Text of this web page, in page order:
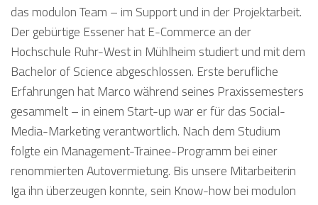
das modulon Team – im Support und in der Projektarbeit.
Der gebürtige Essener hat E-Commerce an der
Hochschule Ruhr-West in Mühlheim studiert und mit dem
Bachelor of Science abgeschlossen. Erste berufliche
Erfahrungen hat Marco während seines Praxissemesters
gesammelt – in einem Start-up war er für das Social-
Media-Marketing verantwortlich. Nach dem Studium
folgte ein Management-Trainee-Programm bei einer
renommierten Autovermietung. Bis unsere Mitarbeiterin
Iga ihn überzeugen konnte, sein Know-how bei modulon